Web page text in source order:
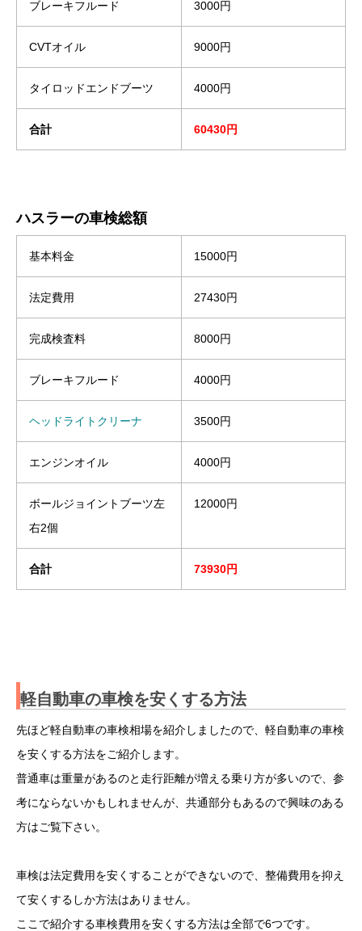
ブレーキフルード 3000円
CVTオイル 9000円
タイロッドエンドブーツ 4000円
合計 60430円
ハスラーの車検総額
基本料金 15000円
法定費用 27430円
完成検査料 8000円
ブレーキフルード 4000円
ヘッドライトクリーナ 3500円
エンジンオイル 4000円
ボールジョイントブーツ左
右2個
12000円
合計 73930円
軽自動車の車検を安くする方法
先ほど軽自動車の車検相場を紹介しましたので、軽自動車の車検
を安くする方法をご紹介します。
普通車は重量があるのと走行距離が増える乗り方が多いので、参
考にならないかもしれませんが、共通部分もあるので興味のある
方はご覧下さい。
車検は法定費用を安くすることができないので、整備費用を抑え
て安くするしか方法はありません。
ここで紹介する車検費用を安くする方法は全部で6つです。